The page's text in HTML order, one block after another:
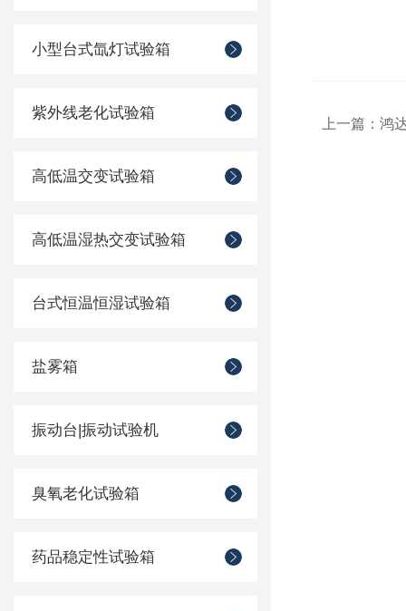
小型台式氙灯试验箱
紫外线老化试验箱
高低温交变试验箱
高低温湿热交变试验箱
台式恒温恒湿试验箱
盐雾箱
振动台|振动试验机
臭氧老化试验箱
药品稳定性试验箱
上一篇： 鸿